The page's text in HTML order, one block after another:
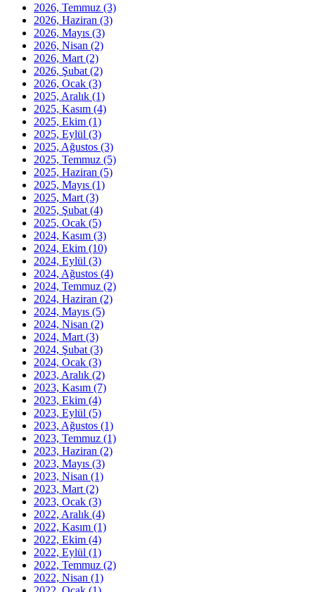
2026, Temmuz (3)
2026, Haziran (3)
2026, Mayıs (3)
2026, Nisan (2)
2026, Mart (2)
2026, Şubat (2)
2026, Ocak (3)
2025, Aralık (1)
2025, Kasım (4)
2025, Ekim (1)
2025, Eylül (3)
2025, Ağustos (3)
2025, Temmuz (5)
2025, Haziran (5)
2025, Mayıs (1)
2025, Mart (3)
2025, Şubat (4)
2025, Ocak (5)
2024, Kasım (3)
2024, Ekim (10)
2024, Eylül (3)
2024, Ağustos (4)
2024, Temmuz (2)
2024, Haziran (2)
2024, Mayıs (5)
2024, Nisan (2)
2024, Mart (3)
2024, Şubat (3)
2024, Ocak (3)
2023, Aralık (2)
2023, Kasım (7)
2023, Ekim (4)
2023, Eylül (5)
2023, Ağustos (1)
2023, Temmuz (1)
2023, Haziran (2)
2023, Mayıs (3)
2023, Nisan (1)
2023, Mart (2)
2023, Ocak (3)
2022, Aralık (4)
2022, Kasım (1)
2022, Ekim (4)
2022, Eylül (1)
2022, Temmuz (2)
2022, Nisan (1)